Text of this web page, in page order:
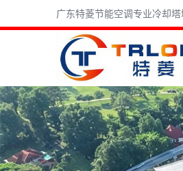
广东特菱节能空调专业冷却